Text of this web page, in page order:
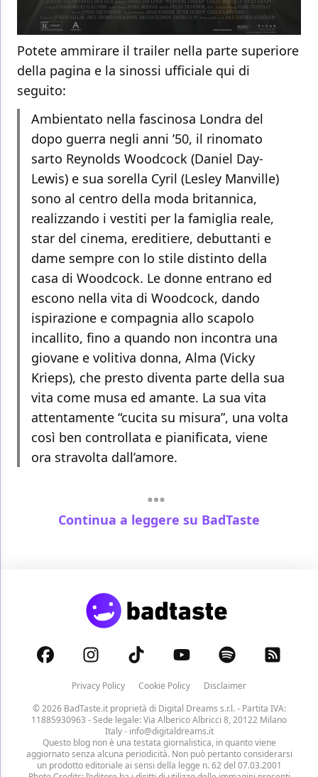
Potete ammirare il trailer nella parte superiore
della pagina e la sinossi ufficiale qui di
seguito:
Ambientato nella fascinosa Londra del
dopo guerra negli anni ’50, il rinomato
sarto Reynolds Woodcock (Daniel Day-
Lewis) e sua sorella Cyril (Lesley Manville)
sono al centro della moda britannica,
realizzando i vestiti per la famiglia reale,
star del cinema, ereditiere, debuttanti e
dame sempre con lo stile distinto della
casa di Woodcock. Le donne entrano ed
escono nella vita di Woodcock, dando
ispirazione e compagnia allo scapolo
incallito, fino a quando non incontra una
giovane e volitiva donna, Alma (Vicky
Krieps), che presto diventa parte della sua
vita come musa ed amante. La sua vita
attentamente “cucita su misura”, una volta
così ben controllata e pianificata, viene
ora stravolta dall’amore.
Continua a leggere su BadTaste
Privacy Policy Cookie Policy
Disclaimer
© 2026 BadTaste.it proprietà di Digital Dreams s.r.l.- Partita IVA:
11885930963 - Sede legale: Via Alberico Albricci 8, 20122 Milano
Italy - info@digitaldreams.it
Questo blog non è una testata giornalistica, in quanto viene
aggiornato senza alcuna periodicità. Non può pertanto considerarsi
un prodotto editoriale ai sensi della legge n. 62 del 07.03.2001